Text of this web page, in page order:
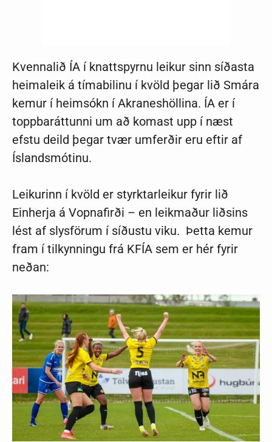
Kvennalið ÍA í knattspyrnu leikur sinn síðasta
heimaleik á tímabilinu í kvöld þegar lið Smára
kemur í heimsókn í Akraneshöllina. ÍA er í
toppbaráttunni um að komast upp í næst
efstu deild þegar tvær umferðir eru eftir af
Íslandsmótinu.
Leikurinn í kvöld er styrktarleikur fyrir lið
Einherja á Vopnafirði – en leikmaður liðsins
lést af slysförum í síðustu viku. Þetta kemur
fram í tilkynningu frá KFÍA sem er hér fyrir
neðan: